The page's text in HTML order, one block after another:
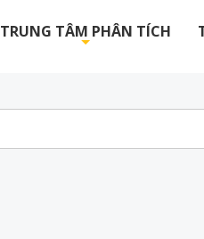
TRUNG TÂM PHÂN TÍCH